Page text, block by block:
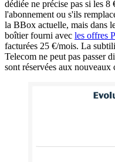
dédiée ne précise pas si les
l'abonnement ou s'ils
la BBox actuelle, mais dans
boîtier fourni avec les offres
facturées 25 €/mois. La
Telecom ne peut pas passer
sont réservées aux nouveaux